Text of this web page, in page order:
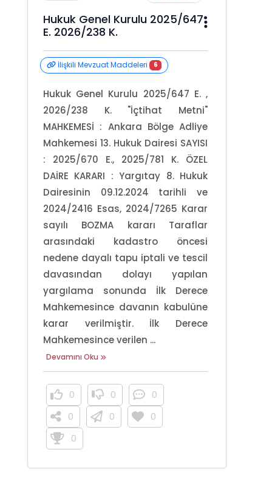
Hukuk Genel Kurulu 2025/647
E. 2026/238 K.
İlişkili Mevzuat Maddeleri 6
Hukuk Genel Kurulu 2025/647 E. ,
2026/238 K. "İçtihat Metni"
MAHKEMESİ : Ankara Bölge Adliye
Mahkemesi 13. Hukuk Dairesi SAYISI
: 2025/670 E., 2025/781 K. ÖZEL
DAİRE KARARI : Yargıtay 8. Hukuk
Dairesinin 09.12.2024 tarihli ve
2024/2416 Esas, 2024/7265 Karar
sayılı BOZMA kararı Taraflar
arasındaki kadastro öncesi
nedene dayalı tapu iptali ve tescil
davasından dolayı yapılan
yargılama sonunda İlk Derece
Mahkemesince davanın kabulüne
karar verilmiştir. İlk Derece
Mahkemesince verilen ...
Devamını Oku
0 0
0
0
0
0
0